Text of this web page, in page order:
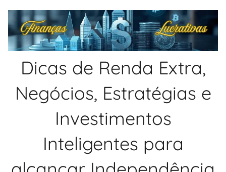
para
conteúdo
Dicas de Renda Extra,
Negócios, Estratégias e
Investimentos
Inteligentes para